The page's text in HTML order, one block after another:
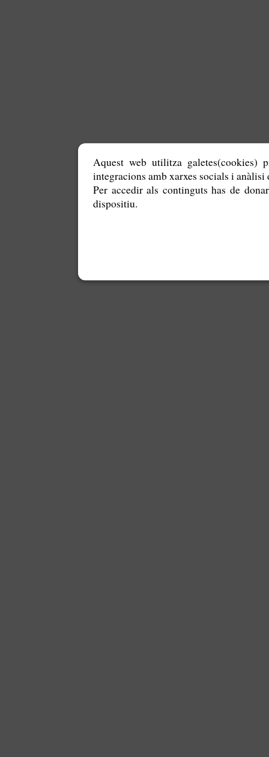
Aquest web utilitza galetes(cookies)
integracions amb xarxes socials i anàlisi
Per accedir als continguts has de
dispositiu.